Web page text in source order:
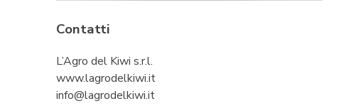
Contatti
L’Agro del Kiwi s.r.l.
www.lagrodelkiwi.it
info@lagrodelkiwi.it